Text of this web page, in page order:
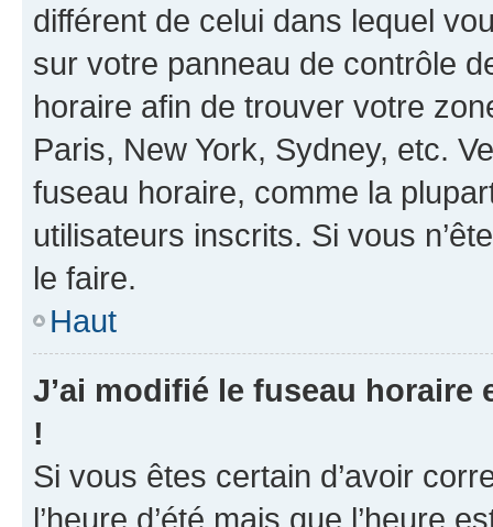
différent de celui dans lequel
sur votre panneau de contrôle
horaire afin de trouver votre
Paris, New York, Sydney, etc.
fuseau horaire, comme la
utilisateurs inscrits. Si vous
le faire.
Haut
J’ai modifié le fuseau horaire
!
Si vous êtes certain d’avoir
l’heure d’été mais que l’heure